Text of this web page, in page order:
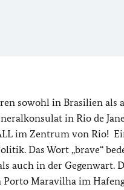
sowohl in Brasilien
in Rio de
im Zentrum von Rio!
Das Wort „brave“
auch in der
Porto Maravilha im